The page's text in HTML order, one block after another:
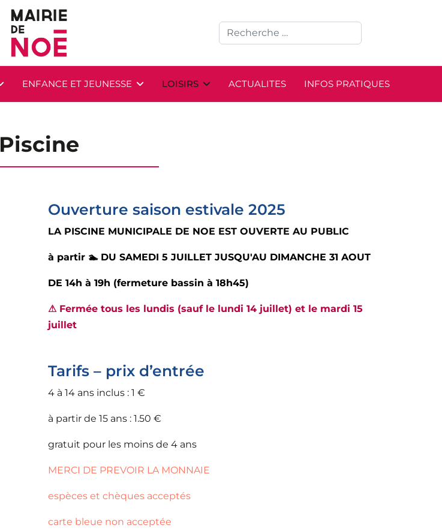
ENFANCE ET JEUNESSE LOISIRS ACTUALITES INFOS PRATIQUES
Piscine
Ouverture saison estivale 2025
LA PISCINE MUNICIPALE DE NOE EST OUVERTE AU PUBLIC
à partir 🏊 DU SAMEDI 5 JUILLET JUSQU'AU DIMANCHE 31 AOUT
DE 14h à 19h (fermeture bassin à 18h45)
⚠ Fermée tous les lundis (sauf le lundi 14 juillet) et le mardi 15
juillet
Tarifs – prix d’entrée
4 à 14 ans inclus : 1 €
à partir de 15 ans : 1.50 €
gratuit pour les moins de 4 ans
MERCI DE PREVOIR LA MONNAIE
espèces et chèques acceptés
carte bleue non acceptée